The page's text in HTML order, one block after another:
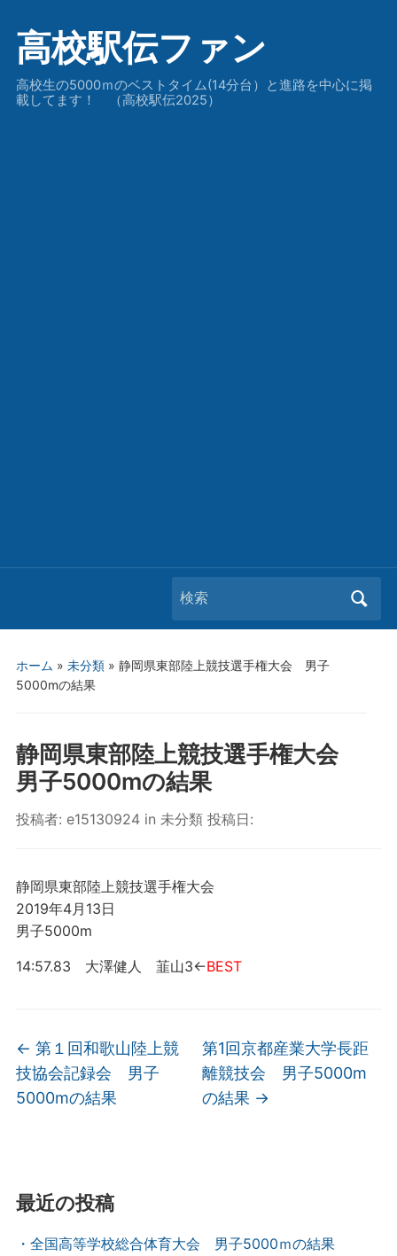
高校駅伝ファン
高校生の5000ｍのベストタイム(14分台）と進路を中心に掲
載してます！ （高校駅伝2025）
Search
for:
ホーム » 未分類» 静岡県東部陸上競技選手権大会 男子
5000mの結果
静岡県東部陸上競技選手権大会
男子5000mの結果
投稿者: e15130924 in 未分類投稿日:
静岡県東部陸上競技選手権大会
2019年4月13日
男子5000m
14:57.83 大澤健人 韮山3←BEST
← 第１回和歌山陸上競
技協会記録会 男子
5000mの結果
第1回京都産業大学長距
離競技会 男子5000m
の結果 →
最近の投稿
・全国高等学校総合体育大会 男子5000ｍの結果